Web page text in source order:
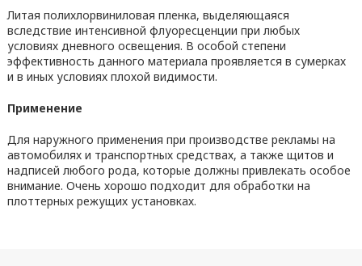
Литая полихлорвиниловая пленка, выделяющаяся
вследствие интенсивной флуоресценции при любых
условиях дневного освещения. В особой степени
эффективность данного материала проявляется в сумерках
и в иных условиях плохой видимости.
Применение
Для наружного применения при производстве рекламы на
автомобилях и транспортных средствах, а также щитов и
надписей любого рода, которые должны привлекать особое
внимание. Очень хорошо подходит для обработки на
плоттерных режущих установках.